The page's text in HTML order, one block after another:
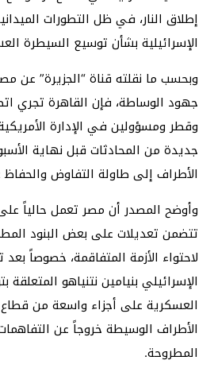
إطلاق النار، في ظل التطورات
الإسرائيلية بشأن توسيع السيطرة
وبحسب ما نقلته قناة “الجزيرة”
جهود الوساطة، فإن القاهرة تجري
وقطر ومسؤولين في الإدارة
جديدة من المحادثات قبل نهاية
الأطراف إلى طاولة التفاوض
وأوضح المصدر أن مصر تعمل حالياً
تتضمن تعديلات على بعض البنود
لاحتواء الأزمة المتفاقمة، خصوصاً
الإسرائيلي بنيامين نتنياهو
العسكرية على أجزاء واسعة من قطاع
الأطراف الوسيطة خروجاً عن
المطروحة.